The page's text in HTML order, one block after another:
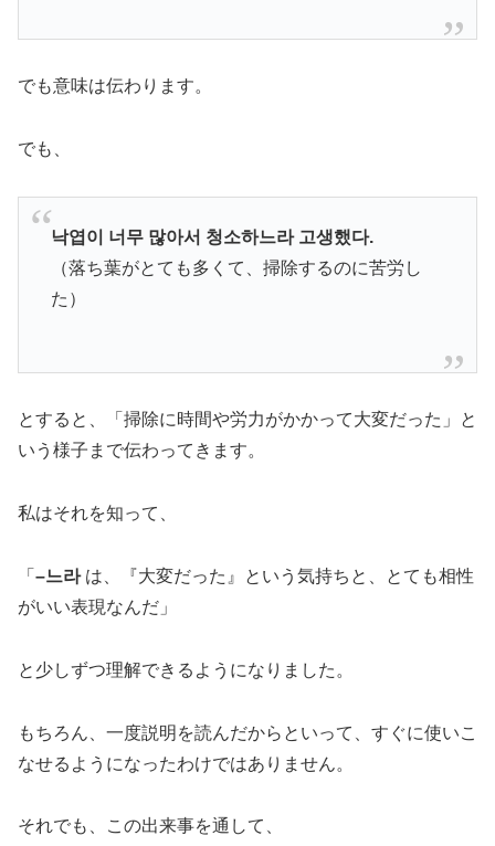
でも意味は伝わります。
でも、
낙엽이 너무 많아서 청소하느라 고생했다.
（落ち葉がとても多くて、掃除するのに苦労し
た）
とすると、「掃除に時間や労力がかかって大変だった」と
いう様子まで伝わってきます。
私はそれを知って、
「 –느라は、『大変だった』という気持ちと、とても相性
がいい表現なんだ」
と少しずつ理解できるようになりました。
もちろん、一度説明を読んだからといって、すぐに使いこ
なせるようになったわけではありません。
それでも、この出来事を通して、